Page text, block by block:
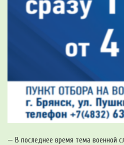
— В последнее время тема военной